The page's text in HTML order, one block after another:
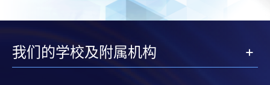
我们的学校及附属机构